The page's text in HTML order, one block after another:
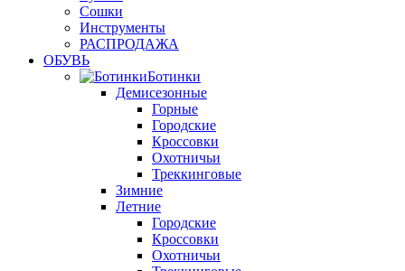
Сошки
Инструменты
РАСПРОДАЖА
ОБУВЬ
Ботинки
Демисезонные
Горные
Городские
Кроссовки
Охотничьи
Треккинговые
Зимние
Летние
Городские
Кроссовки
Охотничьи